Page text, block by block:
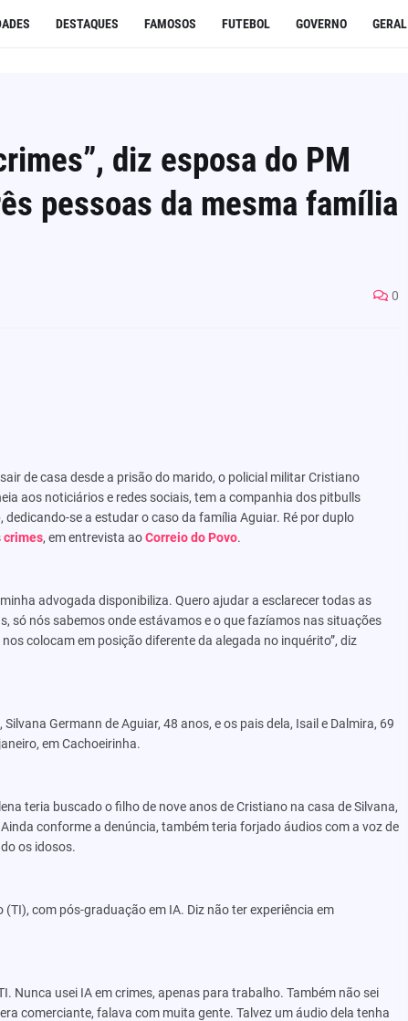
DESTAQUES FAMOSOS FUTEBOL GOVERNO GERAL
diz esposa do PM
pessoas da mesma família
0
de casa desde a prisão do marido, o policial militar Cristiano
aos noticiários e redes sociais, tem a companhia dos pitbulls
se a estudar o caso da família Aguiar. Ré por duplo
crimes, em entrevista aoCorreio do Povo.
advogada disponibiliza. Quero ajudar a esclarecer todas as
só nós sabemos onde estávamos e o que fazíamos nas situações
colocam em posição diferente da alegada no inquérito”, diz
Germann de Aguiar, 48 anos, e os pais dela, Isail e Dalmira, 69
em Cachoeirinha.
teria buscado o filho de nove anos de Cristiano na casa de Silvana,
conforme a denúncia, também teria forjado áudios com a voz de
os idosos.
com pós-graduação em IA. Diz não ter experiência em
Nunca usei IA em crimes, apenas para trabalho. Também não sei
comerciante, falava com muita gente. Talvez um áudio dela tenha